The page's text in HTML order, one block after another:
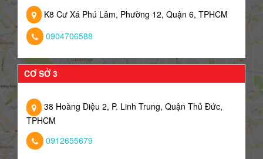
K8 Cư Xá Phú Lâm, Phường 12, Quận 6, TPHCM
0904706588
CƠ SỞ 3
38 Hoàng Diệu 2, P. Linh Trung, Quận Thủ Đức,
TPHCM
0912655679